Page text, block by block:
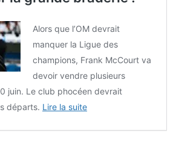
Alors que l’OM devrait
manquer la Ligue des
champions, Frank McCourt va
devoir vendre plusieurs
juin. Le club phocéen devrait
départs. Lire la suite